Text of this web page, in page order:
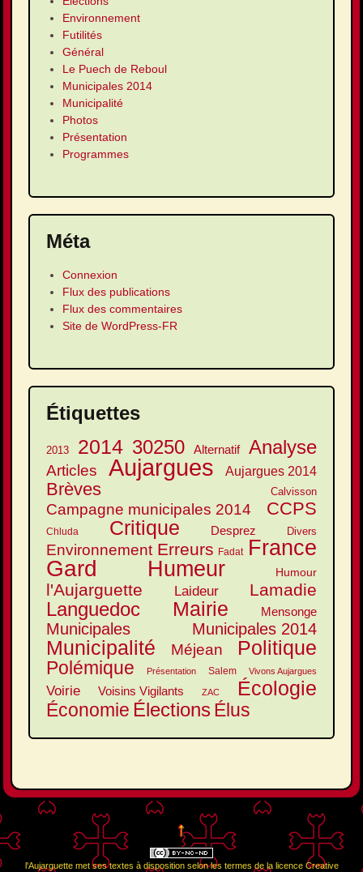
Environnement
Futilités
Général
Le Puech de Reboul
Municipales 2014
Municipalité
Photos
Présentation
Programmes
Méta
Connexion
Flux des publications
Flux des commentaires
Site de WordPress-FR
Étiquettes
2013 2014 30250 Alternatif Analyse
Articles Aujargues Aujargues 2014
Brèves Calvisson
Campagne municipales 2014 CCPS
Chluda Critique Desprez Divers
Environnement Erreurs Fadat France
Gard Humeur Humour
l'Aujarguette Laideur Lamadie
Languedoc Mairie Mensonge
Municipales Municipales 2014
Municipalité Méjean Politique
Polémique Présentation Salem Vivons Aujargues
Voirie Voisins Vigilants ZAC Écologie
Économie ÉlectionsÉlus
↑
l'Aujarguettemet ses textes à disposition selon les termes de la licence Creative